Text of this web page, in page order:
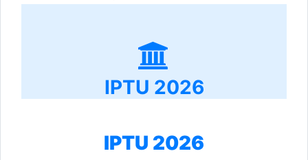
IPTU 2026
IPTU 2026